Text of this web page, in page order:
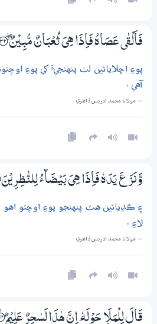
فَاَلْقٰى عَصَاهُ فَاِذَا هِىَ ثُعْبَانٌ مُّبِيْنٌ ښ ؀32
پوءِ اڇلايائين لٺ پنهنجيءَ کي پوءِ
آهي .
— مولانا محمد ادريس ڏاھري
وَّنَزَعَ يَدَهٗ فَاِذَا هِىَ بَيْضَاۗءُ لِلنّٰظِرِيْنَ ؀ۧ33
۽ ڪڍيائين هٿ پنهنجو پوءِ اوچتو
لاءِ .
— مولانا محمد ادريس ڏاھري
قَالَ لِلْمَلَاِ حَوْلَهٗ ٓ اِنَّ ھٰذَا لَسٰحِرٌ عَلِيْمٌ ؀ۙ34